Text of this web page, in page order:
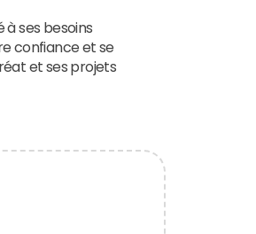
ses besoins
confiance et se
et ses projets